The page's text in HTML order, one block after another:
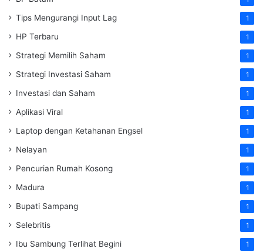
Tips Mengurangi Input Lag 1
HP Terbaru 1
Strategi Memilih Saham 1
Strategi Investasi Saham 1
Investasi dan Saham 1
Aplikasi Viral 1
Laptop dengan Ketahanan Engsel 1
Nelayan 1
Pencurian Rumah Kosong 1
Madura 1
Bupati Sampang 1
Selebritis 1
Ibu Sambung Terlihat Begini 1